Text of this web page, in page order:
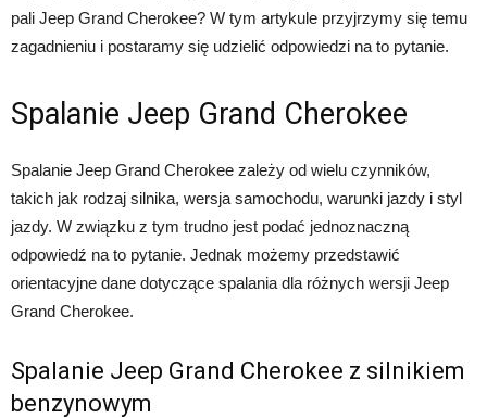
pali Jeep Grand Cherokee? W tym artykule przyjrzymy się temu
zagadnieniu i postaramy się udzielić odpowiedzi na to pytanie.
Spalanie Jeep Grand Cherokee
Spalanie Jeep Grand Cherokee zależy od wielu czynników,
takich jak rodzaj silnika, wersja samochodu, warunki jazdy i styl
jazdy. W związku z tym trudno jest podać jednoznaczną
odpowiedź na to pytanie. Jednak możemy przedstawić
orientacyjne dane dotyczące spalania dla różnych wersji Jeep
Grand Cherokee.
Spalanie Jeep Grand Cherokee z silnikiem
benzynowym